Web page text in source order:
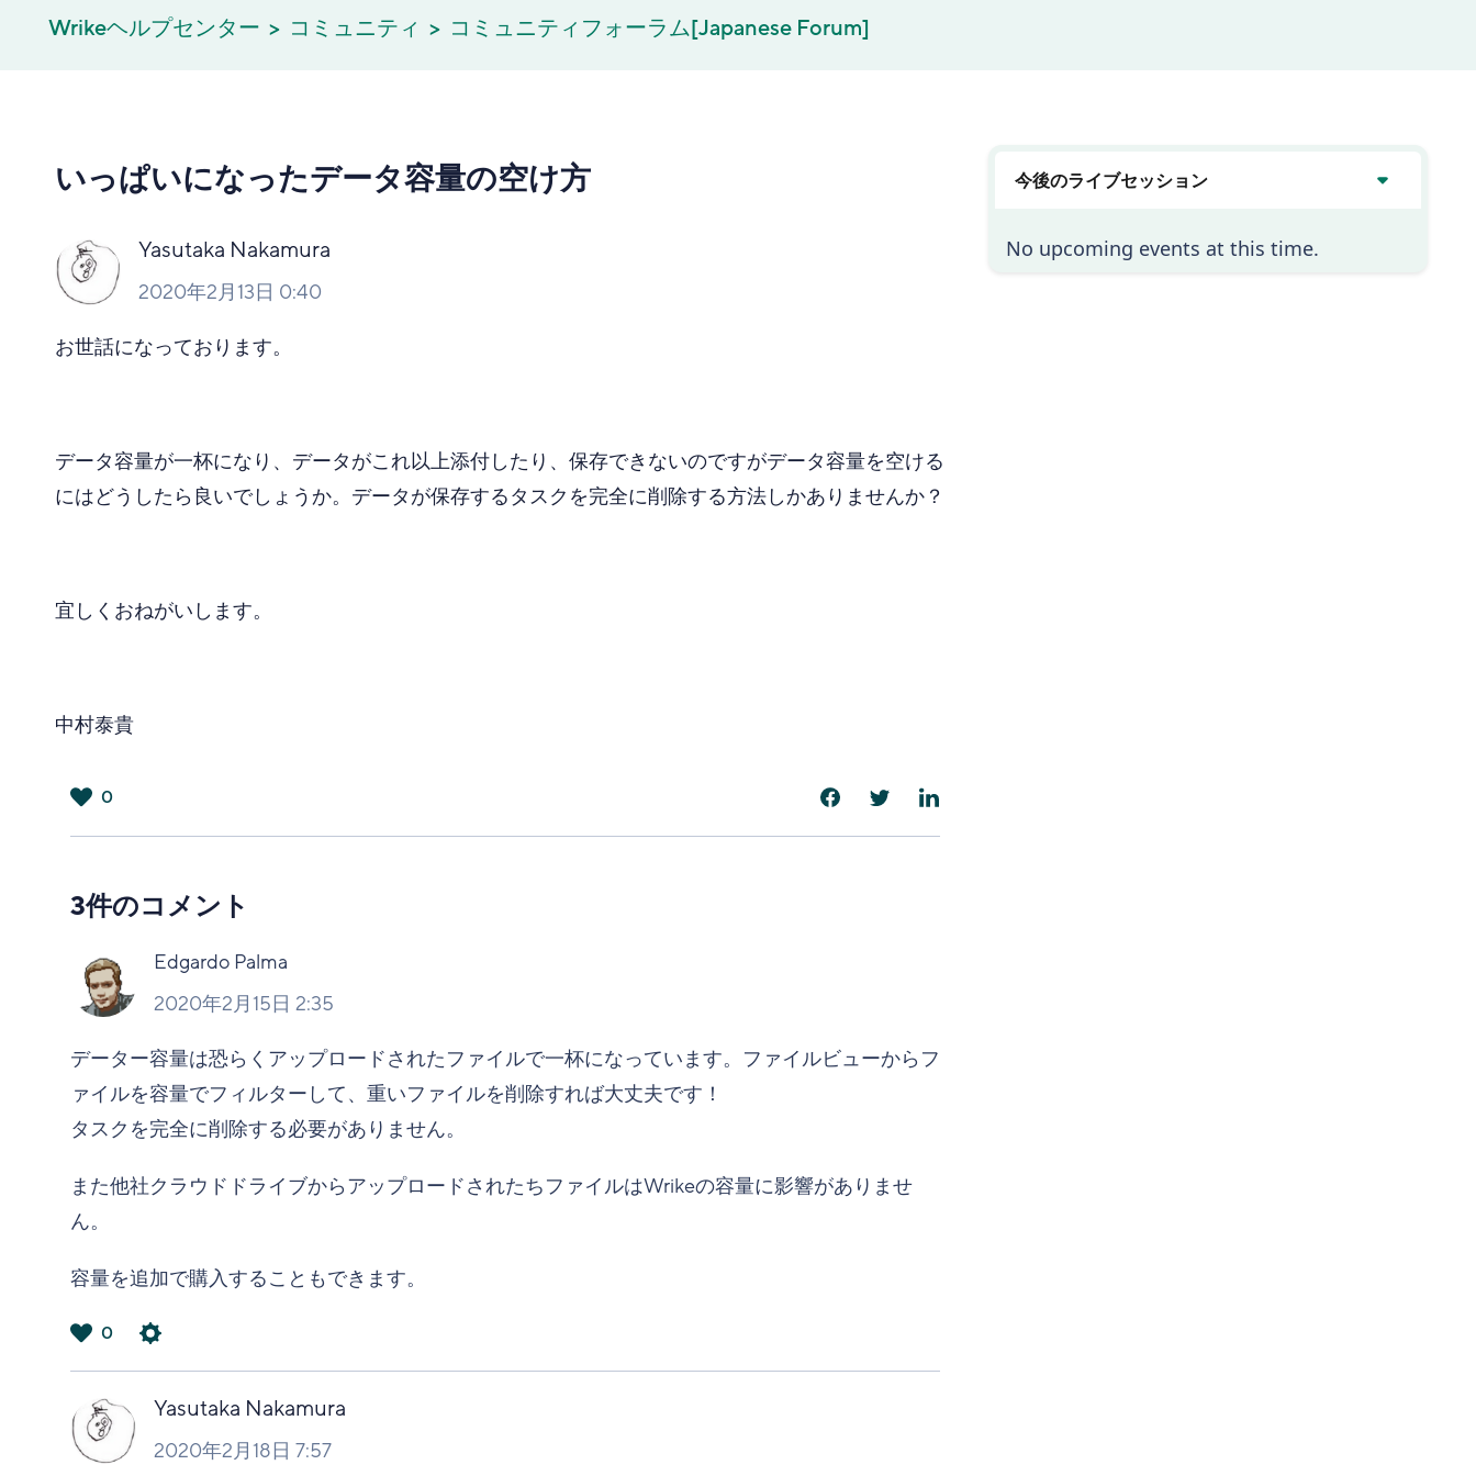
Wrikeヘルプセンター コミュニティ コミュニティフォーラム[Japanese Forum]
いっぱいになったデータ容量の空け方
Yasutaka Nakamura
2020年2月13日 0:40
お世話になっております。
データ容量が一杯になり、データがこれ以上添付したり、保存できないのですがデータ容量を空ける
にはどうしたら良いでしょうか。データが保存するタスクを完全に削除する方法しかありませんか？
宜しくおねがいします。
中村泰貴
0
3件のコメント
Edgardo Palma
2020年2月15日 2:35
データー容量は恐らくアップロードされたファイルで一杯になっています。ファイルビューからフ
ァイルを容量でフィルターして、重いファイルを削除すれば大丈夫です！
タスクを完全に削除する必要がありません。
また他社クラウドドライブからアップロードされたちファイルはWrikeの容量に影響がありませ
ん。
容量を追加で購入することもできます。
0
Yasutaka Nakamura
2020年2月18日 7:57
今後のライブセッション
No upcoming events at this time.